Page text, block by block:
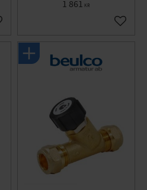
till i favoriter
1 861 KR
Lägg